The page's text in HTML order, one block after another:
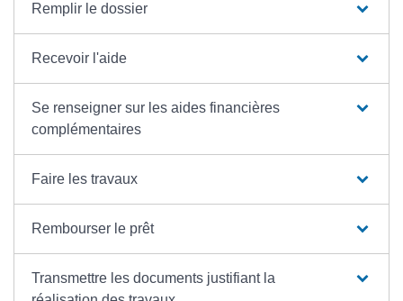
Remplir le dossier
Recevoir l'aide
Se renseigner sur les aides financières
complémentaires
Faire les travaux
Rembourser le prêt
Transmettre les documents justifiant la